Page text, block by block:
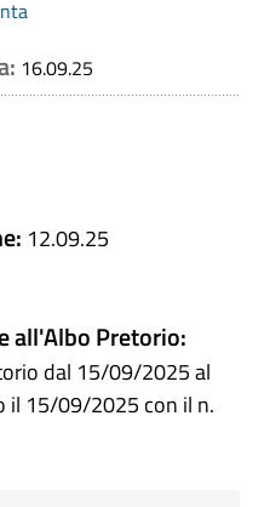
16.09.25
12.09.25
all'Albo Pretorio:
dal 15/09/2025 al
15/09/2025 con il n.